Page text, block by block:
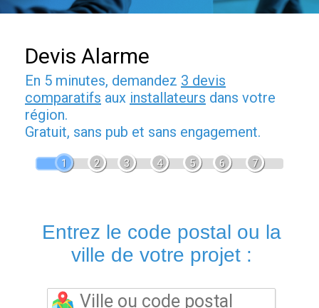
Devis Alarme
En 5 minutes, demandez 3 devis
comparatifs aux installateurs dans votre
région.
Gratuit, sans pub et sans engagement.
1 2 3 4 5 6 7
Entrez le code postal ou la
ville de votre projet :